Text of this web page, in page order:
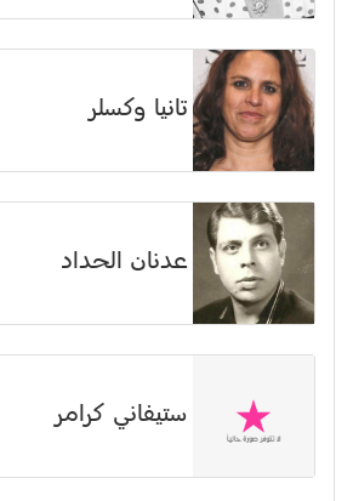
تانيا وكسلر
عدنان الحداد
ستيفاني كرامر